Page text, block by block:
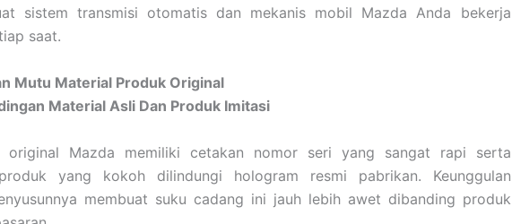
sistem transmisi otomatis dan mekanis mobil Mazda Anda bekerja
saat.
Mutu Material Produk Original
Material Asli Dan Produk Imitasi
original Mazda memiliki cetakan nomor seri yang sangat rapi serta
yang kokoh dilindungi hologram resmi pabrikan. Keunggulan
membuat suku cadang ini jauh lebih awet dibanding produk